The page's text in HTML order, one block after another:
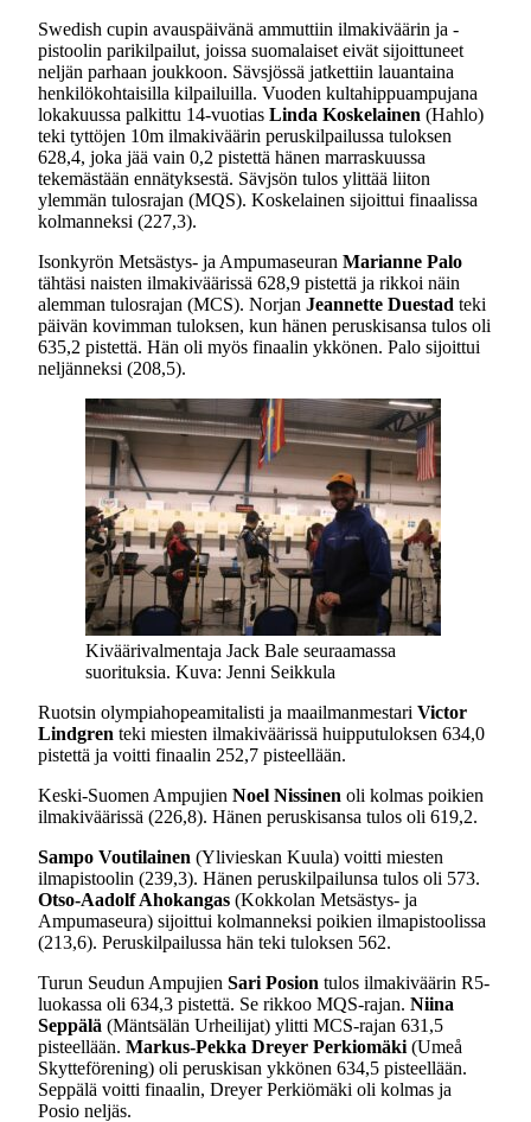
Swedish cupin avauspäivänä ammuttiin ilmakiväärin ja -
pistoolin parikilpailut, joissa suomalaiset eivät sijoittuneet
neljän parhaan joukkoon. Sävsjössä jatkettiin lauantaina
henkilökohtaisilla kilpailuilla. Vuoden kultahippuampujana
lokakuussa palkittu 14-vuotias Linda Koskelainen (Hahlo)
teki tyttöjen 10m ilmakiväärin peruskilpailussa tuloksen
628,4, joka jää vain 0,2 pistettä hänen marraskuussa
tekemästään ennätyksestä. Sävjsön tulos ylittää liiton
ylemmän tulosrajan (MQS). Koskelainen sijoittui finaalissa
kolmanneksi (227,3).
Isonkyrön Metsästys- ja Ampumaseuran Marianne Palo
tähtäsi naisten ilmakiväärissä 628,9 pistettä ja rikkoi näin
alemman tulosrajan (MCS). Norjan Jeannette Duestad teki
päivän kovimman tuloksen, kun hänen peruskisansa tulos oli
635,2 pistettä. Hän oli myös finaalin ykkönen. Palo sijoittui
neljänneksi (208,5).
Kiväärivalmentaja Jack Bale seuraamassa
suorituksia. Kuva: Jenni Seikkula
Ruotsin olympiahopeamitalisti ja maailmanmestari Victor
Lindgren teki miesten ilmakiväärissä huipputuloksen 634,0
pistettä ja voitti finaalin 252,7 pisteellään.
Keski-Suomen Ampujien Noel Nissinen oli kolmas poikien
ilmakiväärissä (226,8). Hänen peruskisansa tulos oli 619,2.
Sampo Voutilainen (Ylivieskan Kuula) voitti miesten
ilmapistoolin (239,3). Hänen peruskilpailunsa tulos oli 573.
Otso-Aadolf Ahokangas (Kokkolan Metsästys- ja
Ampumaseura) sijoittui kolmanneksi poikien ilmapistoolissa
(213,6). Peruskilpailussa hän teki tuloksen 562.
Turun Seudun Ampujien Sari Posion tulos ilmakiväärin R5-
luokassa oli 634,3 pistettä. Se rikkoo MQS-rajan. Niina
Seppälä (Mäntsälän Urheilijat) ylitti MCS-rajan 631,5
pisteellään. Markus-Pekka Dreyer Perkiomäki (Umeå
Skytteförening) oli peruskisan ykkönen 634,5 pisteellään.
Seppälä voitti finaalin, Dreyer Perkiömäki oli kolmas ja
Posio neljäs.